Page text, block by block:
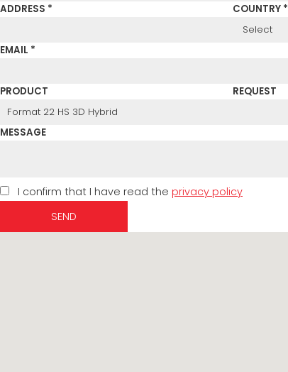
ADDRESS * COUNTRY *
EMAIL *
PRODUCT REQUEST
MESSAGE
I confirm that I have read the privacy policy
SEND